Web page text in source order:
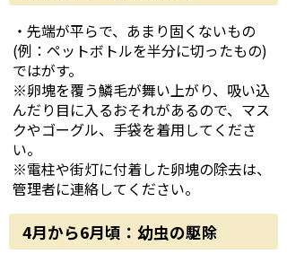
・先端が平らで、あまり固くないもの
(例：ペットボトルを半分に切ったもの)
ではがす。
※卵塊を覆う鱗毛が舞い上がり、吸い込
んだり目に入るおそれがあるので、マス
クやゴーグル、手袋を着用してくださ
い。
※電柱や街灯に付着した卵塊の除去は、
管理者に連絡してください。
4月から6月頃：幼虫の駆除